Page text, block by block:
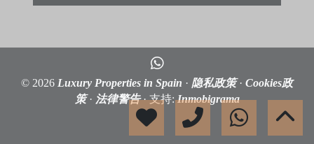
© 2026 Luxury Properties in Spain · 隐私政策· Cookies政
策· 法律警告· 支持:Inmobigrama